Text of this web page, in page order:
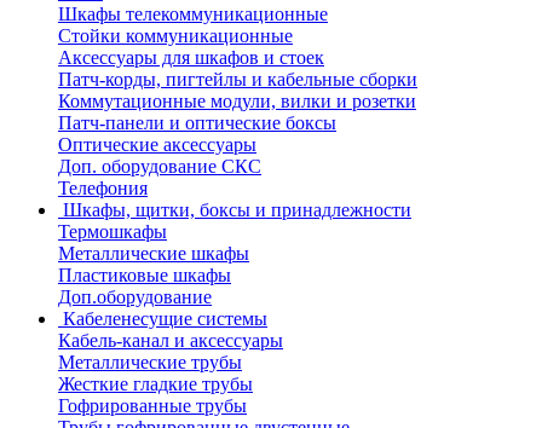
Шкафы телекоммуникационные
Стойки коммуникационные
Аксессуары для шкафов и стоек
Патч-корды, пигтейлы и кабельные сборки
Коммутационные модули, вилки и розетки
Патч-панели и оптические боксы
Оптические аксессуары
Доп. оборудование СКС
Телефония
Шкафы, щитки, боксы и принадлежности
Термошкафы
Металлические шкафы
Пластиковые шкафы
Доп.оборудование
Кабеленесущие системы
Кабель-канал и аксессуары
Металлические трубы
Жесткие гладкие трубы
Гофрированные трубы